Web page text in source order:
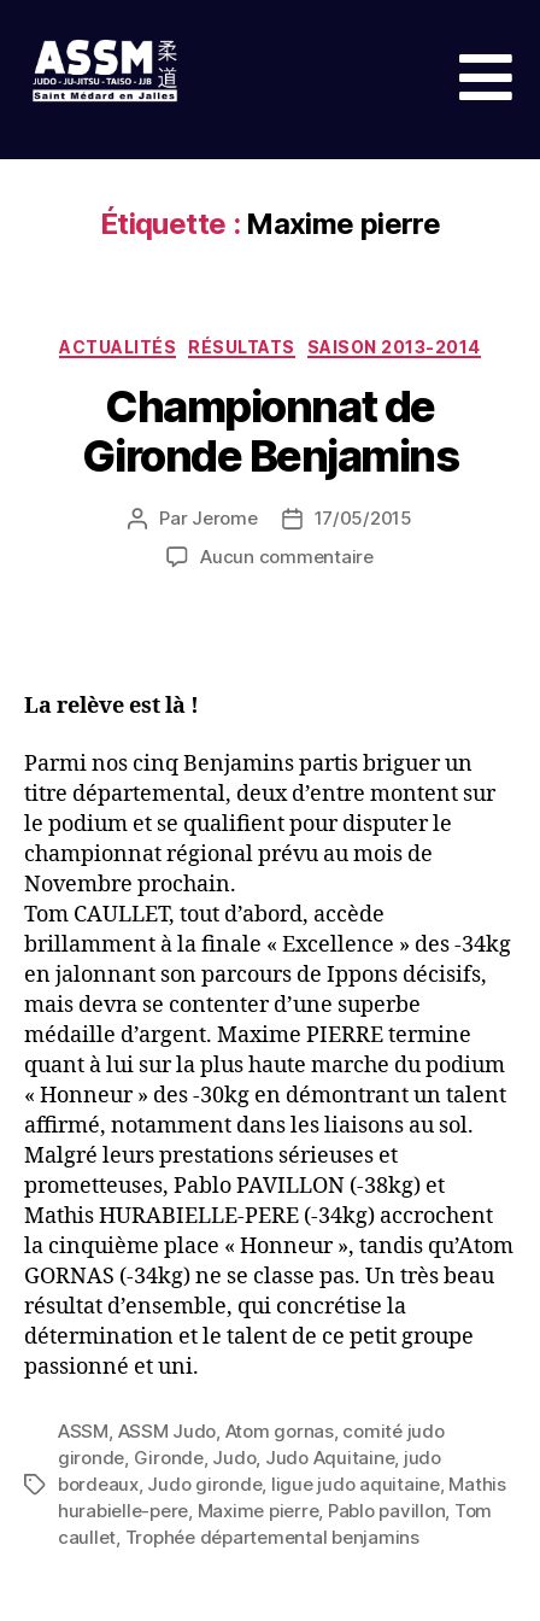
Étiquette : Maxime pierre
ACTUALITÉS RÉSULTATS SAISON 2013-2014
Championnat de
Gironde Benjamins
Par Jerome
17/05/2015
Aucun commentaire
La relève est là !
Parmi nos cinq Benjamins partis briguer un
titre départemental, deux d’entre montent sur
le podium et se qualifient pour disputer le
championnat régional prévu au mois de
Novembre prochain.
Tom CAULLET, tout d’abord, accède
brillamment à la finale « Excellence » des -34kg
en jalonnant son parcours de Ippons décisifs,
mais devra se contenter d’une superbe
médaille d’argent. Maxime PIERRE termine
quant à lui sur la plus haute marche du podium
« Honneur » des -30kg en démontrant un talent
affirmé, notamment dans les liaisons au sol.
Malgré leurs prestations sérieuses et
prometteuses, Pablo PAVILLON (-38kg) et
Mathis HURABIELLE-PERE (-34kg) accrochent
la cinquième place « Honneur », tandis qu’Atom
GORNAS (-34kg) ne se classe pas. Un très beau
résultat d’ensemble, qui concrétise la
détermination et le talent de ce petit groupe
passionné et uni.
ASSM, ASSM Judo, Atom gornas, comité judo
gironde, Gironde, Judo, Judo Aquitaine, judo
bordeaux, Judo gironde, ligue judo aquitaine, Mathis
hurabielle-pere, Maxime pierre, Pablo pavillon, Tom
caullet, Trophée départemental benjamins